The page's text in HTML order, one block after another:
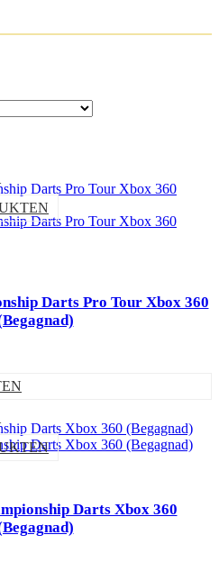
Darts Pro Tour Xbox 360
Darts Xbox 360